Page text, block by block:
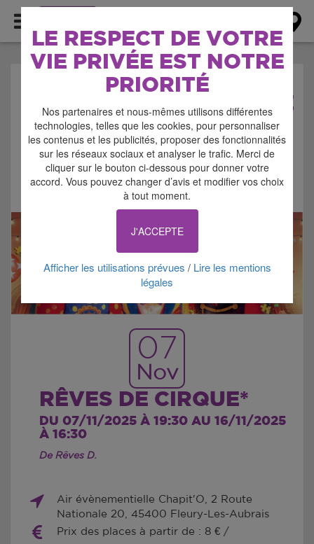
LE RESPECT DE VOTRE
VIE PRIVÉE EST NOTRE
PRIORITÉ
Nos partenaires et nous-mêmes utilisons différentes
technologies, telles que les cookies, pour personnaliser
les contenus et les publicités, proposer des fonctionnalités
sur les réseaux sociaux et analyser le trafic. Merci de
cliquer sur le bouton ci-dessous pour donner votre
accord. Vous pouvez changer d’avis et modifier vos choix
à tout moment.
J'ACCEPTE
Afficher les utilisations prévues / Lire les mentions
légales
AGENDA > SPECTACLE
Signaler cette annonce
07
Nov
RÊVES DE CIRQUE*
DU 07/11/2025 À 19:30 AU 16/11/2025
À 16:30
De Rêves D.
Air évènementielle Chapit'O, 2 Route
Nationale 20, 45400 Fleury-Les-Aubrais
Prix des places à partir de : 8 € /